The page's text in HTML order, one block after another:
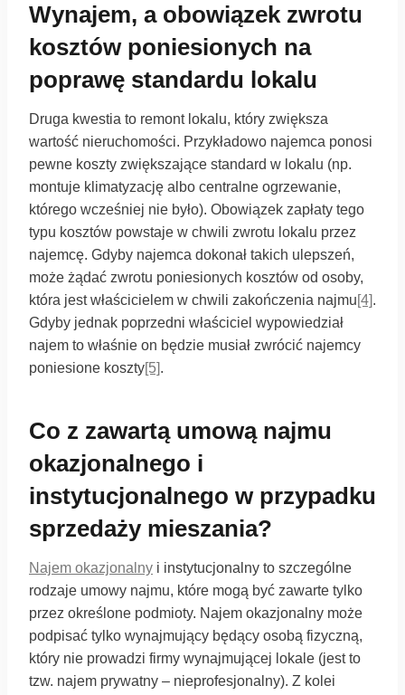
Wynajem, a obowiązek zwrotu
kosztów poniesionych na
poprawę standardu lokalu
Druga kwestia to remont lokalu, który zwiększa
wartość nieruchomości. Przykładowo najemca ponosi
pewne koszty zwiększające standard w lokalu (np.
montuje klimatyzację albo centralne ogrzewanie,
którego wcześniej nie było). Obowiązek zapłaty tego
typu kosztów powstaje w chwili zwrotu lokalu przez
najemcę. Gdyby najemca dokonał takich ulepszeń,
może żądać zwrotu poniesionych kosztów od osoby,
która jest właścicielem w chwili zakończenia najmu[4].
Gdyby jednak poprzedni właściciel wypowiedział
najem to właśnie on będzie musiał zwrócić najemcy
poniesione koszty[5].
Co z zawartą umową najmu
okazjonalnego i
instytucjonalnego w przypadku
sprzedaży mieszania?
Najem okazjonalny i instytucjonalny to szczególne
rodzaje umowy najmu, które mogą być zawarte tylko
przez określone podmioty. Najem okazjonalny może
podpisać tylko wynajmujący będący osobą fizyczną,
który nie prowadzi firmy wynajmującej lokale (jest to
tzw. najem prywatny – nieprofesjonalny). Z kolei